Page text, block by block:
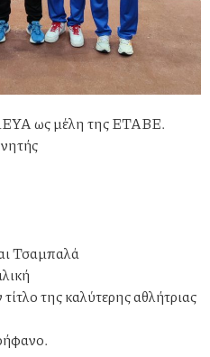
ως μέλη της ΕΤΑΒΕ.
Τσαμπαλά
της καλύτερης αθλήτριας